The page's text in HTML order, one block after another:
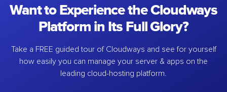
Want to Experience the Cloudways
Platform in Its Full Glory?
Take a FREE guided tour of Cloudways and see for yourself
how easily you can manage your server & apps on the
leading cloud-hosting platform.